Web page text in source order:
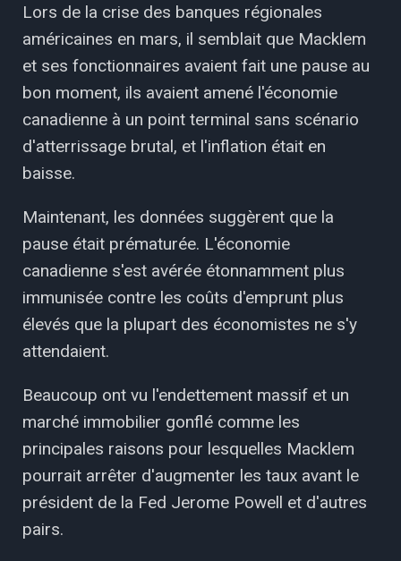
Lors de la crise des banques régionales
américaines en mars, il semblait que Macklem
et ses fonctionnaires avaient fait une pause au
bon moment, ​​ils avaient amené l'économie
canadienne à un point terminal sans scénario
d'atterrissage brutal, et l'inflation était en
baisse.
Maintenant, les données suggèrent que la
pause était prématurée. L'économie
canadienne s'est avérée étonnamment plus
immunisée contre les coûts d'emprunt plus
élevés que la plupart des économistes ne s'y
attendaient.
Beaucoup ont vu l'endettement massif et un
marché immobilier gonflé comme les
principales raisons pour lesquelles Macklem
pourrait arrêter d'augmenter les taux avant le
président de la Fed Jerome Powell et d'autres
pairs.